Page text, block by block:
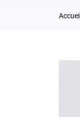
Accueil